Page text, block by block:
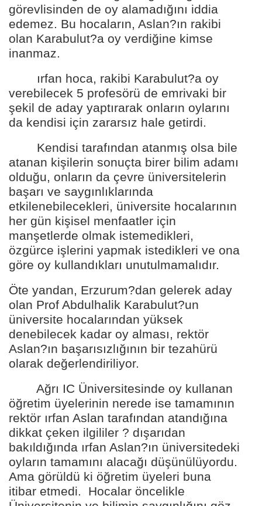
görevlisinden de oy alamadığını iddia
edemez. Bu hocaların, Aslan?ın rakibi
olan Karabulut?a oy verdiğine kimse
inanmaz.
ırfan hoca, rakibi Karabulut?a oy
verebilecek 5 profesörü de emrivaki bir
şekil de aday yaptırarak onların oylarını
da kendisi için zararsız hale getirdi.
Kendisi tarafından atanmış olsa bile
atanan kişilerin sonuçta birer bilim adamı
olduğu, onların da çevre üniversitelerin
başarı ve saygınlıklarında
etkilenebilecekleri, üniversite hocalarının
her gün kişisel menfaatler için
manşetlerde olmak istemedikleri,
özgürce işlerini yapmak istedikleri ve ona
göre oy kullandıkları unutulmamalıdır.
Öte yandan, Erzurum?dan gelerek aday
olan Prof Abdulhalik Karabulut?un
üniversite hocalarından yüksek
denebilecek kadar oy alması, rektör
Aslan?ın başarısızlığının bir tezahürü
olarak değerlendiriliyor.
Ağrı IC Üniversitesinde oy kullanan
öğretim üyelerinin nerede ise tamamının
rektör ırfan Aslan tarafından atandığına
dikkat çeken ilgililer ? dışarıdan
bakıldığında ırfan Aslan?ın üniversitedeki
oyların tamamını alacağı düşünülüyordu.
Ama görüldü ki öğretim üyeleri buna
itibar etmedi. Hocalar öncelikle